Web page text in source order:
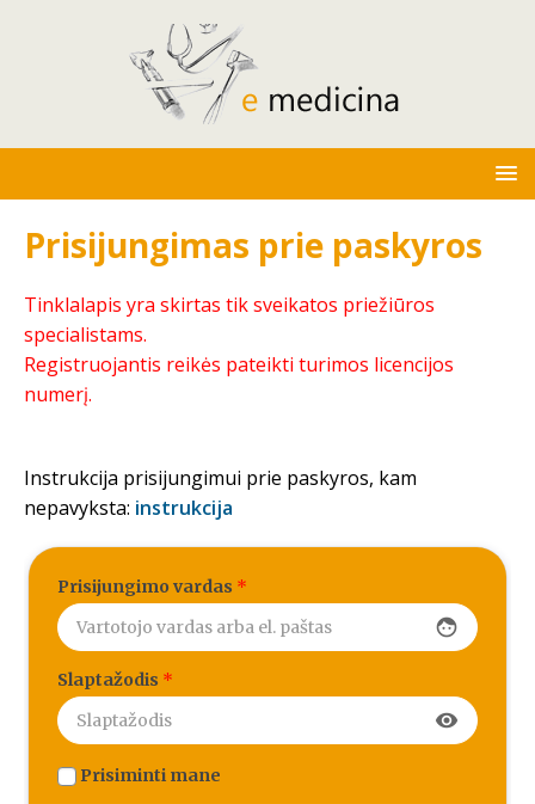
Prisijungimas prie paskyros
Tinklalapis yra skirtas tik sveikatos priežiūros
specialistams.
Registruojantis reikės pateikti turimos licencijos
numerį.
Instrukcija prisijungimui prie paskyros, kam
nepavyksta: instrukcija
Prisijungimo vardas *
face
Slaptažodis *
visibility
Prisiminti mane